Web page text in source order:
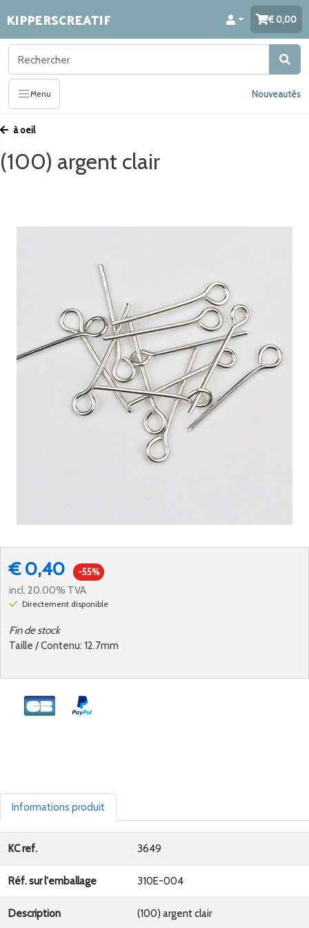
KIPPERSCREATIF 0,00
Menu Nouveautés
à oeil
(100) argent clair
Taille / Contenu: 12.7mm
Fin de stock
€ 0,40 -55%
incl. 20.00% TVA
Directement disponible
Informations produit
KC ref. 3649
Réf. sur l'emballage 310E-004
Description (100) argent clair